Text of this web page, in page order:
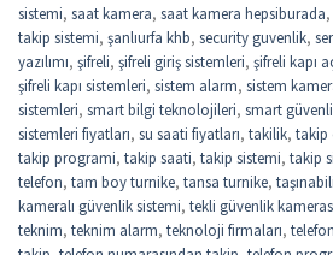
sistemi, saat kamera, saat kamera hepsiburada,
takip sistemi, şanlıurfa khb, security guvenlik,
yazılımı, şifreli, şifreli giriş sistemleri, şifreli kapı
şifreli kapı sistemleri, sistem alarm, sistem
sistemleri, smart bilgi teknolojileri, smart
sistemleri fiyatları, su saati fiyatları, takilik, takip
takip programi, takip saati, takip sistemi, takip
telefon, tam boy turnike, tansa turnike,
kameralı güvenlik sistemi, tekli güvenlik
teknim, teknim alarm, teknoloji firmaları,